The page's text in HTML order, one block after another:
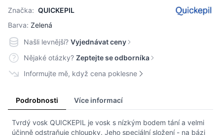
Značka: QUICKEPIL
Barva: Zelená
Našli levnější? Vyjednávat ceny
Nějaké otázky? Zeptejte se odborníka
Informujte mě, když cena poklesne
Podrobnosti Více informací
Tvrdý vosk QUICKEPIL je vosk s nízkým bodem tání a velmi
účinně odstraňuje chloupky. Jeho speciální složení - na bázi